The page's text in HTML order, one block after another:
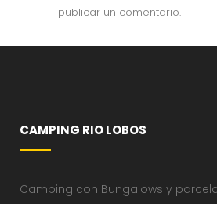
publicar un comentario.
CAMPING RIO LOBOS
Camping con Bungalows y